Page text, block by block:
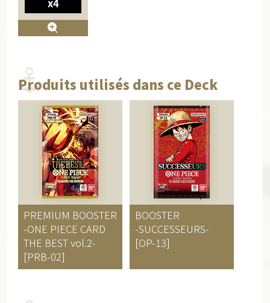
x4
Produits utilisés dans ce Deck
PREMIUM BOOSTER
-ONE PIECE CARD
THE BEST vol.2-
[PRB-02]
BOOSTER
-SUCCESSEURS-
[OP-13]